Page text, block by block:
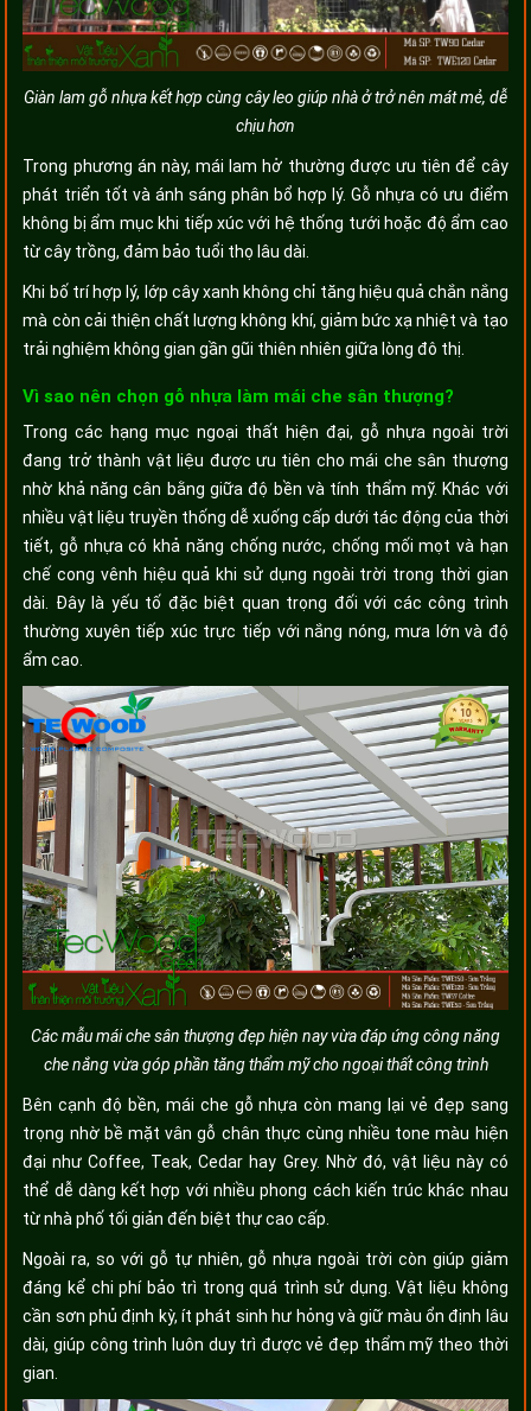
Giàn lam gỗ nhựa kết hợp cùng cây leo giúp nhà ở trở nên mát mẻ, dễ
chịu hơn
Trong phương án này, mái lam hở thường được ưu tiên để cây
phát triển tốt và ánh sáng phân bổ hợp lý. Gỗ nhựa có ưu điểm
không bị ẩm mục khi tiếp xúc với hệ thống tưới hoặc độ ẩm cao
từ cây trồng, đảm bảo tuổi thọ lâu dài.
Khi bố trí hợp lý, lớp cây xanh không chỉ tăng hiệu quả chắn nắng
mà còn cải thiện chất lượng không khí, giảm bức xạ nhiệt và tạo
trải nghiệm không gian gần gũi thiên nhiên giữa lòng đô thị.
Vì sao nên chọn gỗ nhựa làm mái che sân thượng?
Trong các hạng mục ngoại thất hiện đại, gỗ nhựa ngoài trời
đang trở thành vật liệu được ưu tiên cho mái che sân thượng
nhờ khả năng cân bằng giữa độ bền và tính thẩm mỹ. Khác với
nhiều vật liệu truyền thống dễ xuống cấp dưới tác động của thời
tiết, gỗ nhựa có khả năng chống nước, chống mối mọt và hạn
chế cong vênh hiệu quả khi sử dụng ngoài trời trong thời gian
dài. Đây là yếu tố đặc biệt quan trọng đối với các công trình
thường xuyên tiếp xúc trực tiếp với nắng nóng, mưa lớn và độ
ẩm cao.
Các mẫu mái che sân thượng đẹp hiện nay vừa đáp ứng công năng
che nắng vừa góp phần tăng thẩm mỹ cho ngoại thất công trình
Bên cạnh độ bền, mái che gỗ nhựa còn mang lại vẻ đẹp sang
trọng nhờ bề mặt vân gỗ chân thực cùng nhiều tone màu hiện
đại như Coffee, Teak, Cedar hay Grey. Nhờ đó, vật liệu này có
thể dễ dàng kết hợp với nhiều phong cách kiến trúc khác nhau
từ nhà phố tối giản đến biệt thự cao cấp.
Ngoài ra, so với gỗ tự nhiên, gỗ nhựa ngoài trời còn giúp giảm
đáng kể chi phí bảo trì trong quá trình sử dụng. Vật liệu không
cần sơn phủ định kỳ, ít phát sinh hư hỏng và giữ màu ổn định lâu
dài, giúp công trình luôn duy trì được vẻ đẹp thẩm mỹ theo thời
gian.